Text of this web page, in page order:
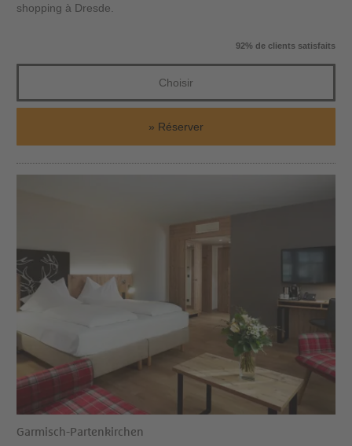
shopping à Dresde.
92% de clients satisfaits
Choisir
Réserver
Garmisch-Partenkirchen